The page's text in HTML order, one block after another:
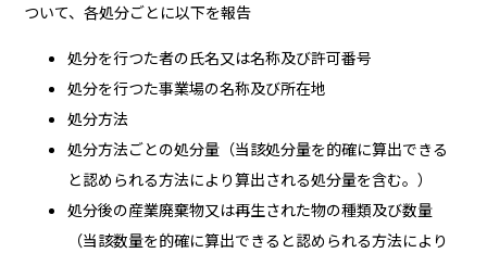
ついて、各処分ごとに以下を報告
処分を行つた者の氏名又は名称及び許可番号
処分を行つた事業場の名称及び所在地
処分方法
処分方法ごとの処分量（当該処分量を的確に算出できる
と認められる方法により算出される処分量を含む。）
処分後の産業廃棄物又は再生された物の種類及び数量
（当該数量を的確に算出できると認められる方法により